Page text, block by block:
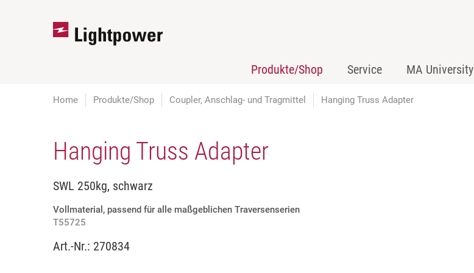
Produkte/Shop Service MA University
Home Produkte/Shop Coupler, Anschlag- und Tragmittel Hanging Truss Adapter
Hanging Truss Adapter
SWL 250kg, schwarz
Vollmaterial, passend für alle maßgeblichen Traversenserien
T55725
Art.-Nr.: 270834